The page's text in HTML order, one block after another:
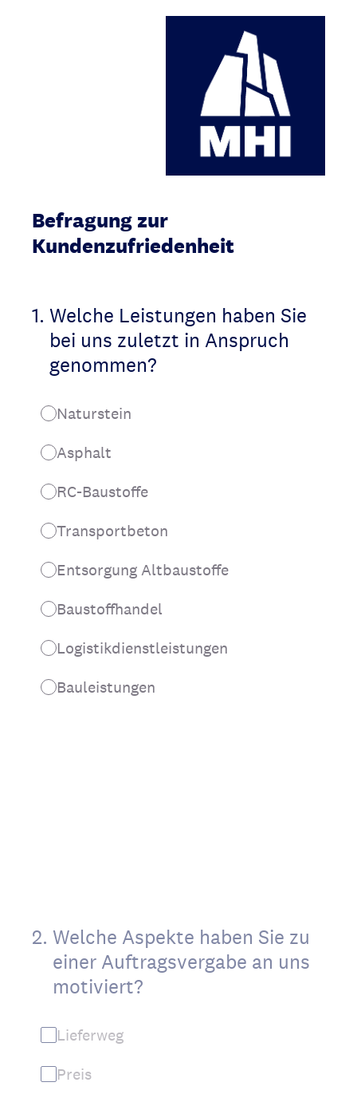
Befragung zur
Kundenzufriedenheit
1. Welche Leistungen haben Sie
bei uns zuletzt in Anspruch
genommen?
Naturstein
Asphalt
RC-Baustoffe
Transportbeton
Entsorgung Altbaustoffe
Baustoffhandel
Logistikdienstleistungen
Bauleistungen
2. Welche Aspekte haben Sie zu
einer Auftragsvergabe an uns
motiviert?
Lieferweg
Preis